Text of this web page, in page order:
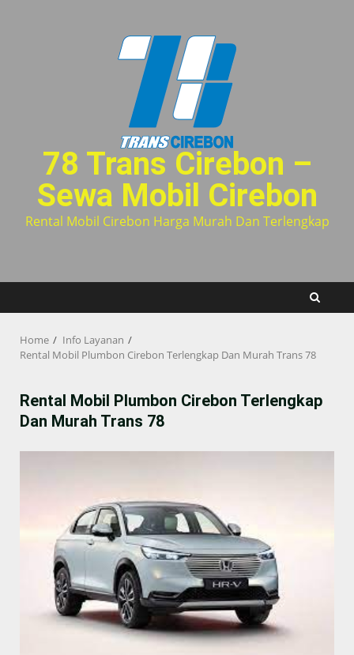
78 Trans Cirebon –
Sewa Mobil Cirebon
Rental Mobil Cirebon Harga Murah Dan Terlengkap
Home
Info Layanan
Rental Mobil Plumbon Cirebon Terlengkap Dan Murah Trans 78
Rental Mobil Plumbon Cirebon Terlengkap
Dan Murah Trans 78